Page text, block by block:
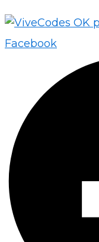
Facebook